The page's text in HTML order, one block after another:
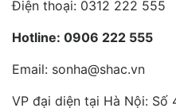
Điện thoại: 0312 222 555
Hotline: 0906 222 555
Email: sonha@shac.vn
VP đại diện tại Hà Nội: Số